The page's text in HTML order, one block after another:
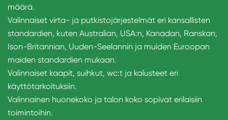
määrä.
Valinnaiset virta- ja putkistojärjestelmät eri kansallisten
standardien, kuten Australian, USA:n, Kanadan, Ranskan,
Ison-Britannian, Uuden-Seelannin ja muiden Euroopan
maiden standardien mukaan.
Valinnaiset kaapit, suihkut, wc:t ja kalusteet eri
käyttötarkoituksiin.
Valinnainen huonekoko ja talon koko sopivat erilaisiin
toimintoihin.